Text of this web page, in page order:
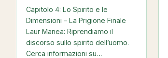
Capitolo 4: Lo Spirito e le
Dimensioni – La Prigione Finale
Laur Manea: Riprendiamo il
discorso sullo spirito dell’uomo.
Cerca informazioni su…